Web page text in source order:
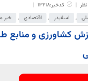
کدخبر:13218
, اسلایدر , اقتصادی , خبر
کشاورزی و